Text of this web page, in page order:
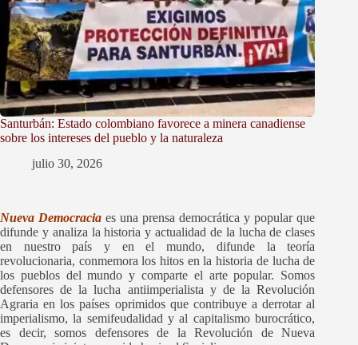
Santurbán: Estado colombiano favorece a minera canadiense
sobre los intereses del pueblo y la naturaleza
julio 30, 2026
Nueva Democracia es una prensa democrática y popular que
difunde y analiza la historia y actualidad de la lucha de clases
en nuestro país y en el mundo, difunde la teoría
revolucionaria, conmemora los hitos en la historia de lucha de
los pueblos del mundo y comparte el arte popular. Somos
defensores de la lucha antiimperialista y de la Revolución
Agraria en los países oprimidos que contribuye a derrotar al
imperialismo, la semifeudalidad y al capitalismo burocrático,
es decir, somos defensores de la Revolución de Nueva